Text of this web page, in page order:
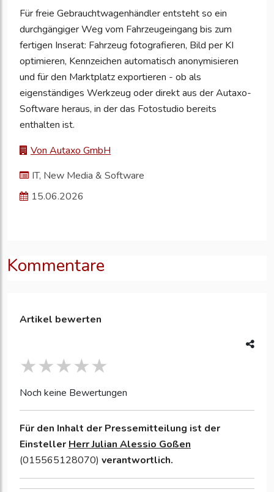
Für freie Gebrauchtwagenhändler entsteht so ein
durchgängiger Weg vom Fahrzeugeingang bis zum
fertigen Inserat: Fahrzeug fotografieren, Bild per KI
optimieren, Kennzeichen automatisch anonymisieren
und für den Marktplatz exportieren - ob als
eigenständiges Werkzeug oder direkt aus der Autaxo-
Software heraus, in der das Fotostudio bereits
enthalten ist.
Von Autaxo GmbH
IT, New Media & Software
15.06.2026
Kommentare
Artikel bewerten
Noch keine Bewertungen
Für den Inhalt der Pressemitteilung ist der
Einsteller Herr Julian Alessio Goßen
(015565128070) verantwortlich.